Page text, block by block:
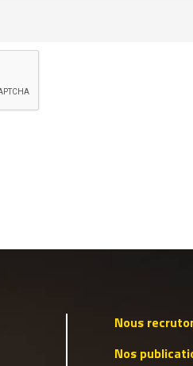
Nous
Nos